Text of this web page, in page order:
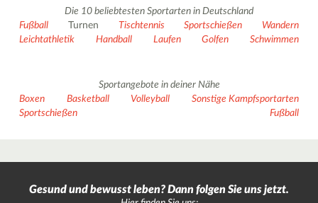
Die 10 beliebtesten Sportarten in Deutschland
Fußball
Turnen Tischtennis Sportschießen
Wandern
Leichtathletik
Handball Laufen Golfen Schwimmen
Sportangebote in deiner Nähe
Boxen
Basketball Volleyball
Sonstige Kampfsportarten
Sportschießen
Fußball
Gesund und bewusst leben? Dann folgen Sie uns jetzt.